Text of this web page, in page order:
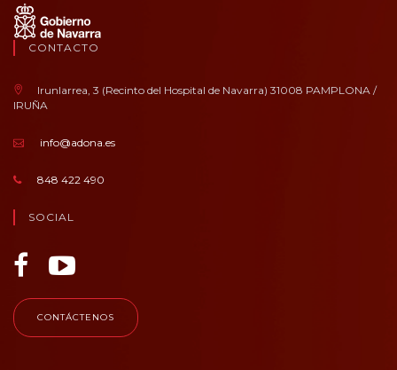
CONTACTO
Irunlarrea, 3 (Recinto del Hospital de Navarra) 31008 PAMPLONA /
IRUÑA
info@adona.es
848 422 490
SOCIAL
CONTÁCTENOS